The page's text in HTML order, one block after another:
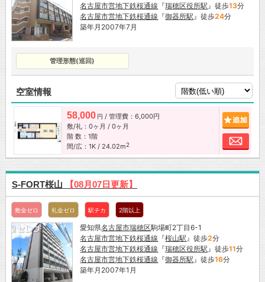
名古屋市営地下鉄桜通線 『瑞穂区役所駅』徒歩13分
名古屋市営地下鉄桜通線 『御器所駅』徒歩24分
築年月2007年7月
管理形態(巡回)
空室情報
58,000 円 / 管理費：6,000円
敷/礼：0ヶ月 / 0ヶ月
階 数：1階
間/広：1K / 24.02m2
お
S-FORT桜山 【08月07日更新】
敷金ゼロ 礼金ゼロ 駅チカ 2階以上
愛知県名古屋市瑞穂区駒場町2丁目6-1
名古屋市営地下鉄桜通線 『桜山駅 』徒歩2分
名古屋市営地下鉄桜通線 『瑞穂区役所駅 』徒歩11分
名古屋市営地下鉄桜通線 『御器所駅 』徒歩16分
築年月2007年1月